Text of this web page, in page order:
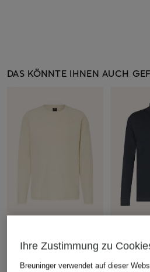
DAS KÖNNTE IHNEN AUCH
G-Star
Longsleeve TWEETER
Ihre Zustimmung zu
Breuninger verwendet auf dieser